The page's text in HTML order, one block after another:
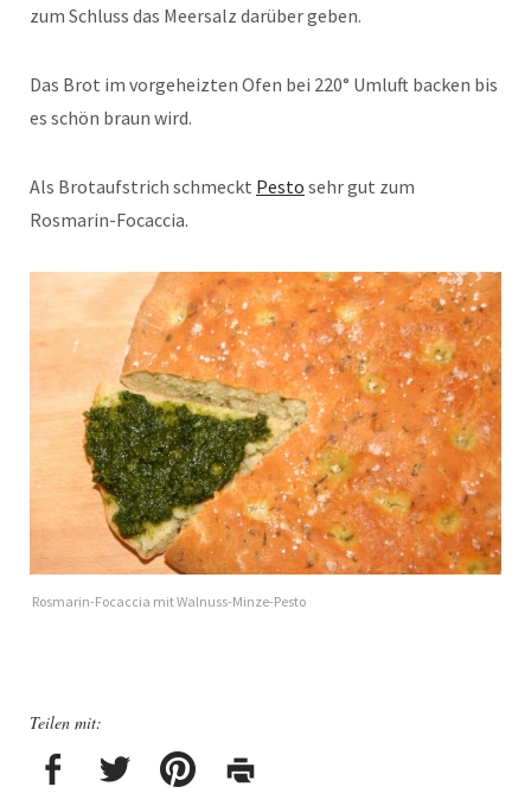
zum Schluss das Meersalz darüber geben.
Das Brot im vorgeheizten Ofen bei 220° Umluft backen bis
es schön braun wird.
Als Brotaufstrich schmeckt Pesto sehr gut zum
Rosmarin-Focaccia.
Rosmarin-Focaccia mit Walnuss-Minze-Pesto
Teilen mit: